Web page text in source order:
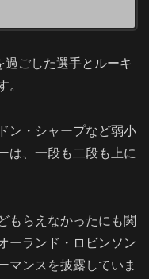
ごした選手とルーキ
。
ン・シャープなど弱小
は、一段も二段も上に
もらえなかったにも関
ーランド・ロビンソン
マンスを披露していま